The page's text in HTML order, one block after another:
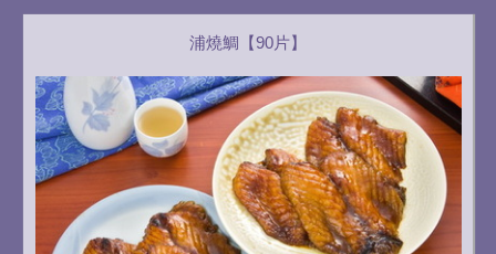
浦燒鯛【90片】